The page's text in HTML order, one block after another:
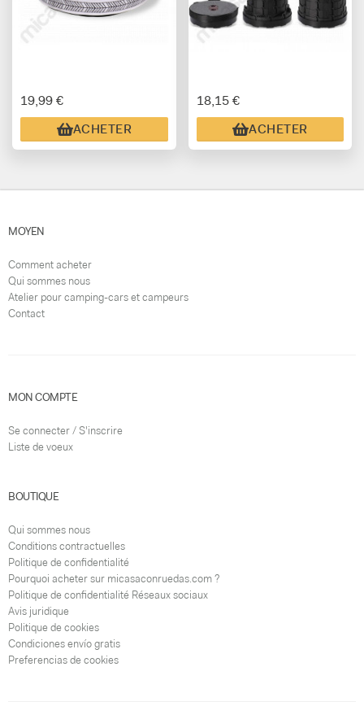
19,99 €
ACHETER
18,15 €
ACHETER
MOYEN
Comment acheter
Qui sommes nous
Atelier pour camping-cars et campeurs
Contact
MON COMPTE
Se connecter / S'inscrire
Liste de voeux
BOUTIQUE
Qui sommes nous
Conditions contractuelles
Politique de confidentialité
Pourquoi acheter sur micasaconruedas.com ?
Politique de confidentialité Réseaux sociaux
Avis juridique
Politique de cookies
Condiciones envío gratis
Preferencias de cookies